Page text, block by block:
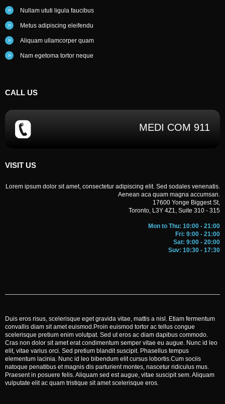
Nullam ututi ligula faucibus
Metus adipiscing eleifendu
Aliquam ullamcorper quam
Nam egetoma tortor neque
CALL US
MEDI COM 911
VISIT US
Lorem ipsum dolor sit amet, consectetur adipiscing elit. Sed sodales venenatis.
Aenean aca quam magna accumsan.
17600 Yonge Biggest St,
Toronto, L3Y 4Z1, Suite 310 - 315
Mon to Thu: 10:00 - 21:00
Fri: 9:00 - 21:00
Sat: 9:00 - 20:00
Suv: 10:30 - 17:30
Duis eros risus, scelerisque eget gravida vitae, mattis a nisl. Etiam fermentum
convallis diam sit amet euismod.Proin euismod tortor ac tellus congue
scelerisque pretium enim volutpat. Sed ut eros ac diam dapibus commodo.
Cras non dolor sit amet erat condimentum semper vitae eu augue. Nunc id leo
elit, vitae varius orci. Sed pretium blandit suscipit. Phasellus tempus
elementum lacinia. Nunc id leo bibendum elit cursus lobortis.Cum sociis
natoque penatibus et magnis dis parturient montes, nascetur ridiculus mus.
Praesent in posuere felis. Aliquam sed est augue, vitae suscipit sem. Aliquam
vulputate elit ac quam tristique sit amet scelerisque eros.